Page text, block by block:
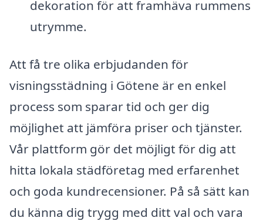
dekoration för att framhäva rummens
utrymme.
Att få tre olika erbjudanden för
visningsstädning i Götene är en enkel
process som sparar tid och ger dig
möjlighet att jämföra priser och tjänster.
Vår plattform gör det möjligt för dig att
hitta lokala städföretag med erfarenhet
och goda kundrecensioner. På så sätt kan
du känna dig trygg med ditt val och vara